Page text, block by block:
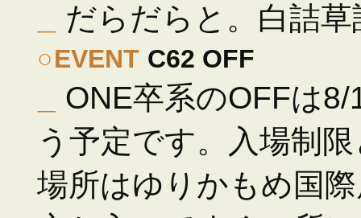
だらだらと。白詰
○EVENT C62 OFF
ONE卒系のOFFは
う予定です。入場制
場所はゆりかもめ国